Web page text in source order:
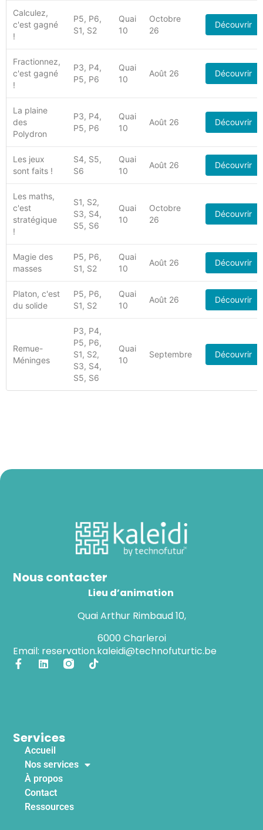
Calculez,
c'est gagné
!
P5, P6,
S1, S2
Quai
10
Octobre
26
Découvrir
Fractionnez,
c'est gagné
!
P3, P4,
P5, P6
Quai
10
Août 26 Découvrir
La plaine
des
Polydron
P3, P4,
P5, P6
Quai
10
Août 26 Découvrir
Les jeux
sont faits !
S4, S5,
S6
Quai
10
Août 26 Découvrir
Les maths,
c'est
stratégique
!
S1, S2,
S3, S4,
S5, S6
Quai
10
Octobre
26
Découvrir
Magie des
masses
P5, P6,
S1, S2
Quai
10
Août 26 Découvrir
Platon, c'est
du solide
P5, P6,
S1, S2
Quai
10
Août 26 Découvrir
Remue-
Méninges
P3, P4,
P5, P6,
S1, S2,
S3, S4,
S5, S6
Quai
10
Septembre Découvrir
Services
Accueil
Nos services
À propos
Contact
Ressources
Nous contacter
Lieu d’animation
Quai Arthur Rimbaud 10,
6000 Charleroi
Email: reservation.kaleidi@technofuturtic.be